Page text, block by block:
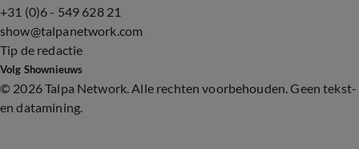
+31 (0)6 - 549 628 21
show@talpanetwork.com
Tip de redactie
Volg Shownieuws
© 2026 Talpa Network. Alle rechten voorbehouden. Geen tekst-
en datamining.